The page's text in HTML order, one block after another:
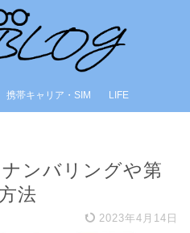
携帯キャリア・SIM LIFE
ナンバリングや第
法
2023年4月14日